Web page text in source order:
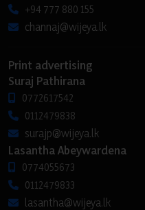
+94 777 880 155
channaj@wijeya.lk
Print advertising
Suraj Pathirana
0772617542
0112479838
surajp@wijeya.lk
Lasantha Abeywardena
0774055673
0112479833
lasantha@wijeya.lk